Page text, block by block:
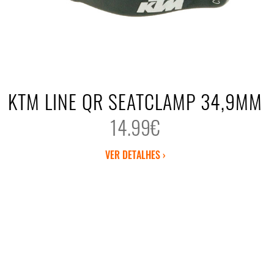
KTM LINE QR SEATCLAMP 34,9MM
14.99€
VER DETALHES ›